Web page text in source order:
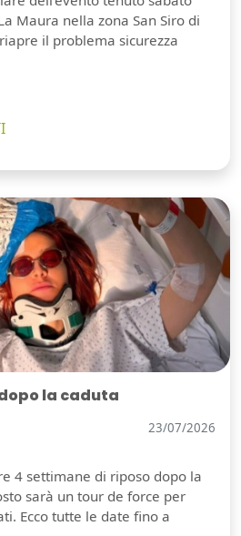
Maura nella zona San Siro di
il problema sicurezza
la caduta
23/07/2026
4 settimane di riposo dopo la
sarà un tour de force per
Ecco tutte le date fino a